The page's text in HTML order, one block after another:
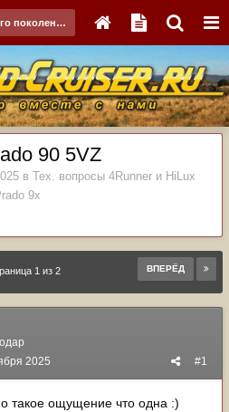
Тех. вопросы 4Runner и HiLux 3го поколения, Landсruiser Prado 9x
90 5VZ
в Тех. вопросы 4Runner и HiLux
9x
ВПЕРЁД
1 из 2
#1
2025
такое ощущение что одна :)